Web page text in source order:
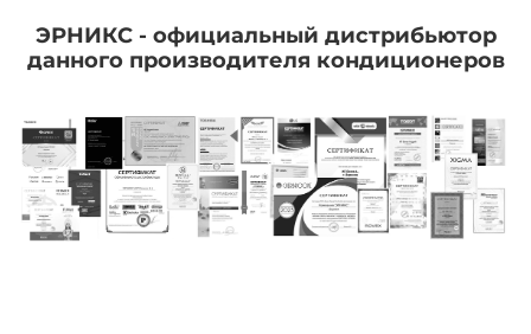
ЭРНИКС - официальный дистрибьютор
данного производителя кондиционеров